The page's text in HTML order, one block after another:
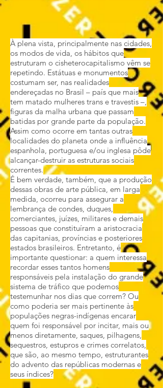
À plena vista, principalmente nas cidades,
os modos de vida, os hábitos que
estruturam o cisheterocapitalismo vêm se
repetindo. Estátuas e monumentos
costumam ser, nas realidades
endereçadas no Brasil – país que mais
tem matado mulheres trans e travestis –,
figuras da malha urbana que passam
batidas por grande parte da população.
Assim como ocorre em tantas outras
localidades do planeta onde a influência
espanhola, portuguesa e/ou inglesa pôde
alcançar-destruir as estruturas sociais
correntes.
É bem verdade, também, que a produção
dessas obras de arte pública, em larga
medida, ocorreu para assegurar a
lembrança de condes, duques,
comerciantes, juízes, militares e demais
pessoas que constituíram a aristocracia
das capitanias, províncias e posteriores
estados brasileiros. Entretanto, é
importante questionar: a quem interessa
recordar esses tantos homens
responsáveis pela instalação do grande
sistema de tráfico que podemos
testemunhar nos dias que correm? Ou
como poderia ser mais pertinente às
populações negras-indígenas encarar
quem foi responsável por incitar, mais ou
menos diretamente, saques, pilhagens,
sequestros, estupros e crimes correlatos,
que são, ao mesmo tempo, estruturantes
do advento das repúblicas modernas e
seus índices?